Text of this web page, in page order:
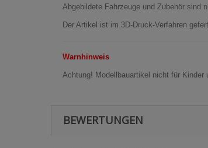
Abgebildete Fahrzeuge und Zubehör sind
Der Artikel ist im 3D-Druck-Verfahren
Warnhinweis
Achtung! Modellbauartikel nicht für Kinder
BEWERTUNGEN